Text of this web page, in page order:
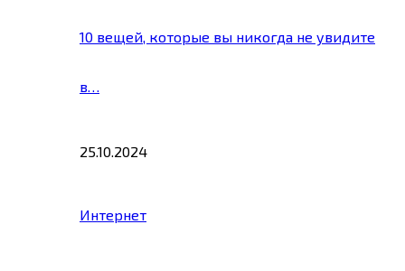
10 вещей, которые вы никогда не увидите
в…
25.10.2024
Интернет